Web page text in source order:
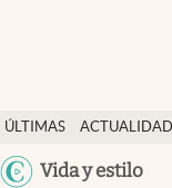
ÚLTIMAS
NOTICIAS
ACTUALIDAD
Vida y estilo
Actualidad
Finanzas y economía